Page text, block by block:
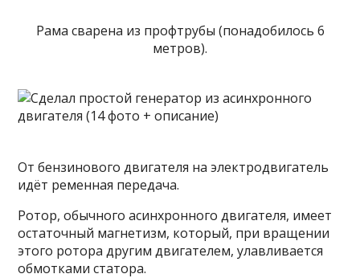
Рама сварена из профтрубы (понадобилось 6
метров).
От бензинового двигателя на электродвигатель
идёт ременная передача.
Ротор, обычного асинхронного двигателя, имеет
остаточный магнетизм, который, при вращении
этого ротора другим двигателем, улавливается
обмотками статора.